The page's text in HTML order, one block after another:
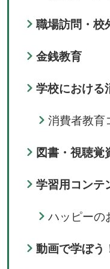
職場訪問・校
金銭教育
学校における
消費者教育
図書・視聴覚
学習用コンテ
ハッピーの
動画で学ぼう